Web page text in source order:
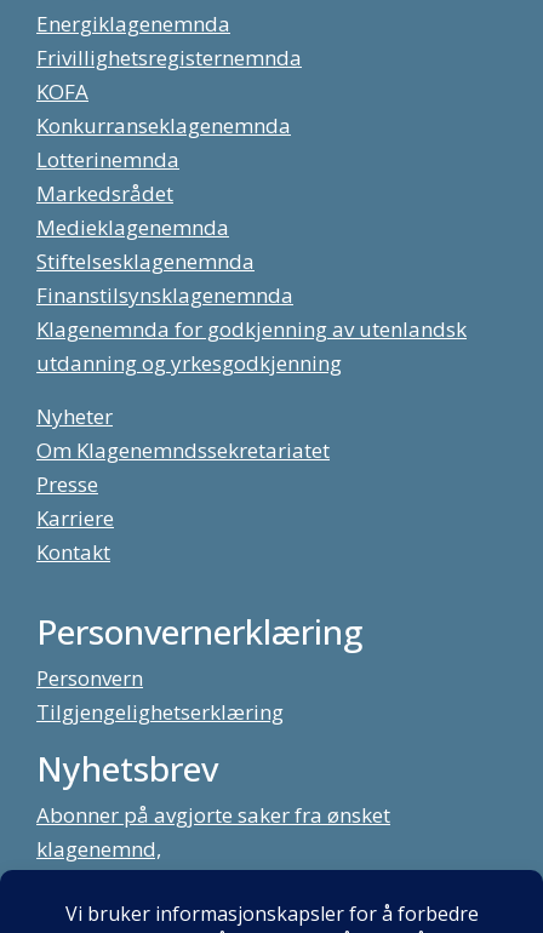
Energiklagenemnda
Frivillighetsregisternemnda
KOFA
Konkurranseklagenemnda
Lotterinemnda
Markedsrådet
Medieklagenemnda
Stiftelsesklagenemnda
Finanstilsynsklagenemnda
Klagenemnda for godkjenning av utenlandsk
utdanning og yrkesgodkjenning
Nyheter
Om Klagenemndssekretariatet
Presse
Karriere
Kontakt
Personvernerklæring
Personvern
Tilgjengelighetserklæring
Nyhetsbrev
Abonner på avgjorte saker fra ønsket
klagenemnd,